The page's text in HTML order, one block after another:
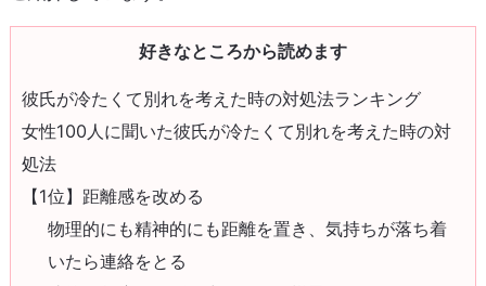
好きなところから読めます
彼氏が冷たくて別れを考えた時の対処法ランキング
女性100人に聞いた彼氏が冷たくて別れを考えた時の対
処法
【1位】距離感を改める
物理的にも精神的にも距離を置き、気持ちが落ち着
いたら連絡をとる